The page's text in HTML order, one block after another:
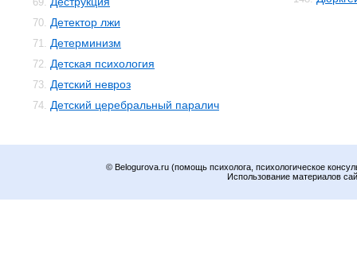
70. Детектор лжи
71. Детерминизм
72. Детская психология
73. Детский невроз
74. Детский церебральный паралич
© Belogurova.ru (помощь психолога, психологическое
Использование материалов